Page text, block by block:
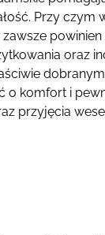
Przy czym
oraz
o komfort i
przyjęcia